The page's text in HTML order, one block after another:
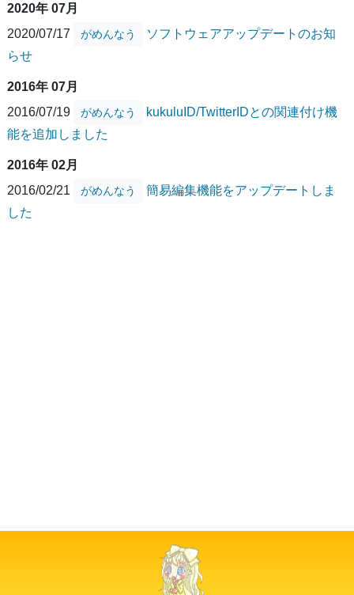
2020年 07月
2020/07/17
がめんなう
ソフトウェアアップデートのお知
らせ
2016年 07月
2016/07/19
がめんなう
kukuluID/TwitterIDとの関連付け機
能を追加しました
2016年 02月
2016/02/21
がめんなう
簡易編集機能をアップデートしま
した